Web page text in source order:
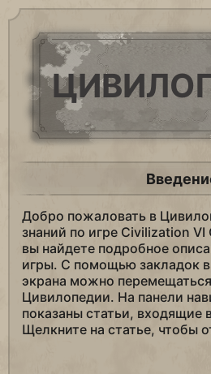
Добро пожаловать в
знаний по игре Civilization
вы найдете подробное
игры. С помощью закладок в
экрана можно
Цивилопедии. На панели
показаны статьи, входящие
Щелкните на статье, чтобы